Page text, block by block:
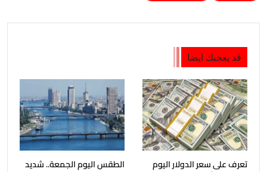
قد يعجبك ايضا
تعرف على سعر الدولار اليوم
الطقس اليوم الجمعة.. شديد